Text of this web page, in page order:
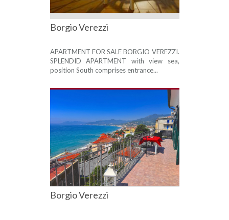
Borgio Verezzi
APARTMENT FOR SALE BORGIO VEREZZI.
SPLENDID APARTMENT with view sea,
position South comprises entrance...
Borgio Verezzi